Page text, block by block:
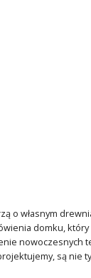
o własnym
domku,
są nie